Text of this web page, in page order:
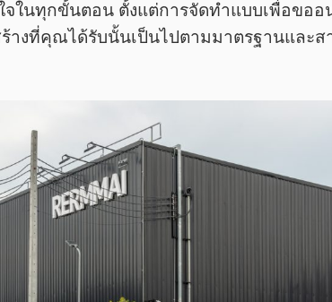
จในทุกขั้นตอน ตั้งแต่การจัดทำแบบเพื่อขอ
างที่คุณได้รับนั้นเป็นไปตามมาตรฐานและส